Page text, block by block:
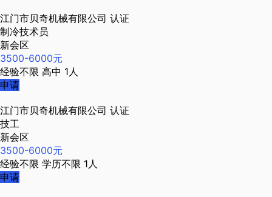
江门市贝奇机械有限公司 认证
制冷技术员
新会区
3500-6000元
经验不限 高中 1人
申请
江门市贝奇机械有限公司 认证
技工
新会区
3500-6000元
经验不限 学历不限 1人
申请